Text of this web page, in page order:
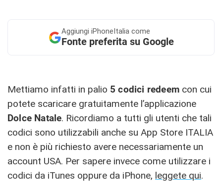
Aggiungi iPhoneItalia come
Fonte preferita su Google
Mettiamo infatti in palio 5 codici redeem con cui
potete scaricare gratuitamente l’applicazione
Dolce Natale. Ricordiamo a tutti gli utenti che tali
codici sono utilizzabili anche su App Store ITALIA
e non è più richiesto avere necessariamente un
account USA. Per sapere invece come utilizzare i
codici da iTunes oppure da iPhone, leggete qui.